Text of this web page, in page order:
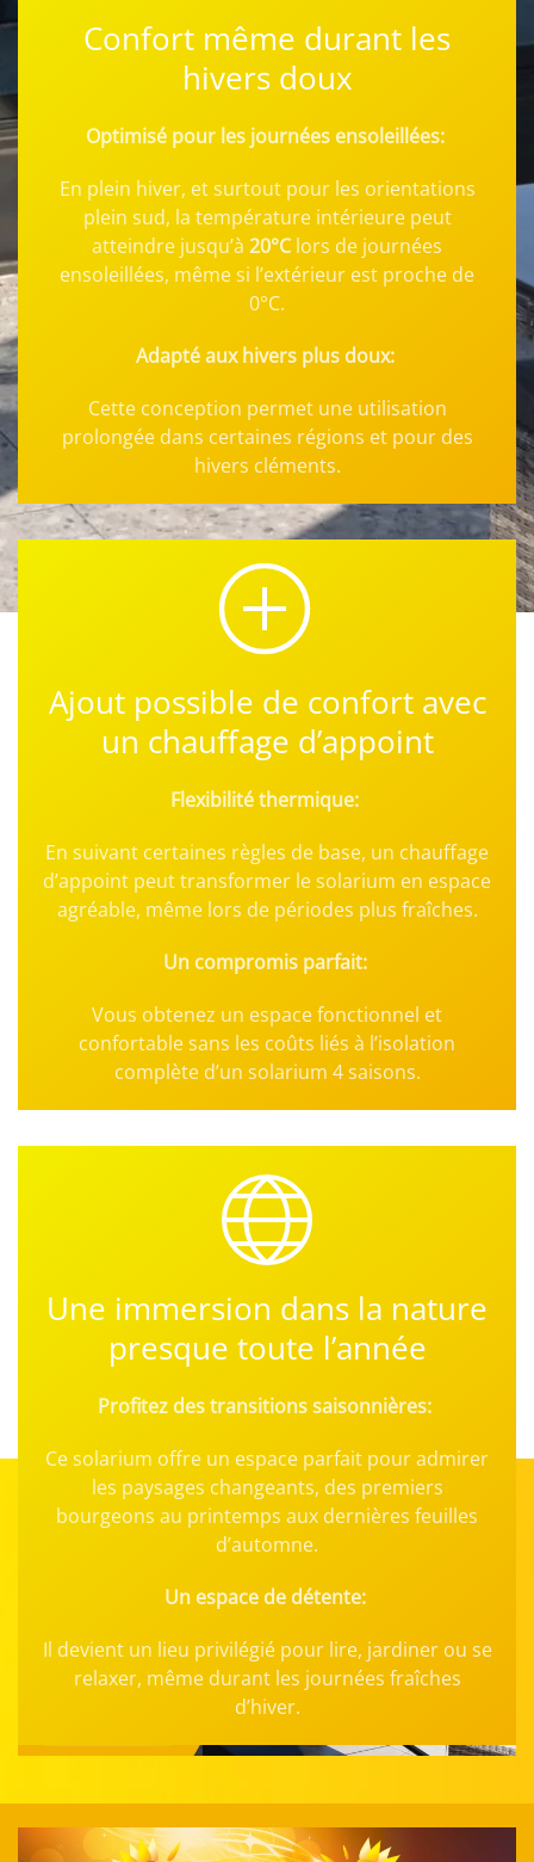
Confort même durant les
hivers doux
Optimisé pour les journées ensoleillées:
En plein hiver, et surtout pour les orientations
plein sud, la température intérieure peut
atteindre jusqu’à 20°C lors de journées
ensoleillées, même si l’extérieur est proche de
0°C.
Adapté aux hivers plus doux:
Cette conception permet une utilisation
prolongée dans certaines régions et pour des
hivers cléments.
Ajout possible de confort avec
un chauffage d’appoint
Flexibilité thermique:
En suivant certaines règles de base, un chauffage
d’appoint peut transformer le solarium en espace
agréable, même lors de périodes plus fraîches.
Un compromis parfait:
Vous obtenez un espace fonctionnel et
confortable sans les coûts liés à l’isolation
complète d’un solarium 4 saisons.
Une immersion dans la nature
presque toute l’année
Profitez des transitions saisonnières:
Ce solarium offre un espace parfait pour admirer
les paysages changeants, des premiers
bourgeons au printemps aux dernières feuilles
d’automne.
Un espace de détente:
Il devient un lieu privilégié pour lire, jardiner ou se
relaxer, même durant les journées fraîches
d’hiver.